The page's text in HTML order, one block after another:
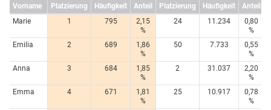
Vorname
Platzierung Häufigkeit Anteil Platzierung Häufigkeit
Anteil
Marie
1 795
2,15
%
24 11.234
0,80
%
Emilia
2 689
1,86
%
50 7.733
0,55
%
Anna
3 684
1,85
%
2 31.037
2,20
%
Emma
4 671
1,81
%
25 10.917
0,78
%